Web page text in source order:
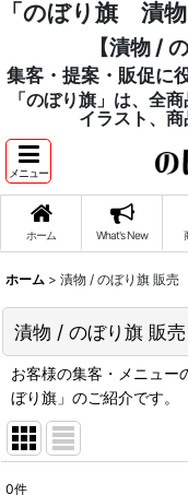
「のぼり旗 漬
【漬物 /
集客・提案・販促に
「のぼり旗」は、全
イラスト、商
メニュー
ホーム What's New
ホーム > 漬物 / のぼり旗 販売
漬物 / のぼり旗 販売
お客様の集客・メニュー
ぼり旗」のご紹介です。
0件